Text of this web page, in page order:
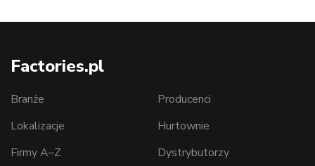
Factories.pl
Branże
Lokalizacje
Firmy A–Z
Producenci
Hurtownie
Dystrybutorzy